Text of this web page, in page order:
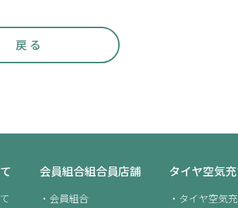
戻 る
会員組合組合員店舗
会員組合
タイヤ空気
タイヤ空気